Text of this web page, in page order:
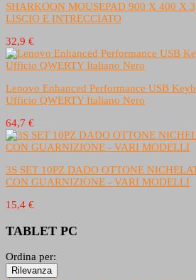
SHARKOON MOUSEPAD 900 X 400 X
LISCIO E INTRECCIATO
32,9 €
Lenovo Enhanced Performance USB
Ufficio QWERTY Italiano Nero
64,7 €
3S SET 10PZ DADO OTTONE
CON GUARNIZIONE - VARI MODELLI
15,4 €
TABLET PC
Ordina per:
Rilevanza